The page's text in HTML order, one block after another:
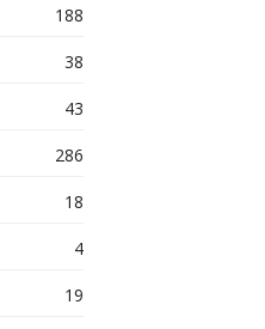
188
38
43
286
18
4
19